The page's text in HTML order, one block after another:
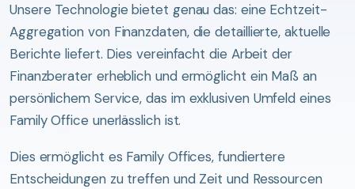
Unsere Technologie bietet genau das: eine Echtzeit-
Aggregation von Finanzdaten, die detaillierte, aktuelle
Berichte liefert. Dies vereinfacht die Arbeit der
Finanzberater erheblich und ermöglicht ein Maß an
persönlichem Service, das im exklusiven Umfeld eines
Family Office unerlässlich ist.
Dies ermöglicht es Family Offices, fundiertere
Entscheidungen zu treffen und Zeit und Ressourcen